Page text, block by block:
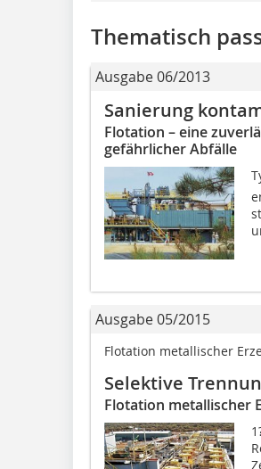
Thematisch
Ausgabe 06/2013
Sanierung
Flotation – eine
gefährlicher Abfälle
Ausgabe 05/2015
Flotation metallischer
Selektive
Flotation metallischer